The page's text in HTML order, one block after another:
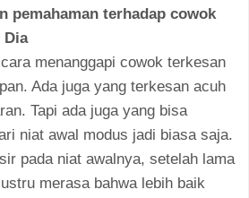
pemahaman terhadap cowok
Dia
menanggapi cowok terkesan
Ada juga yang terkesan acuh
Tapi ada juga yang bisa
niat awal modus jadi biasa saja.
pada niat awalnya, setelah lama
merasa bahwa lebih baik